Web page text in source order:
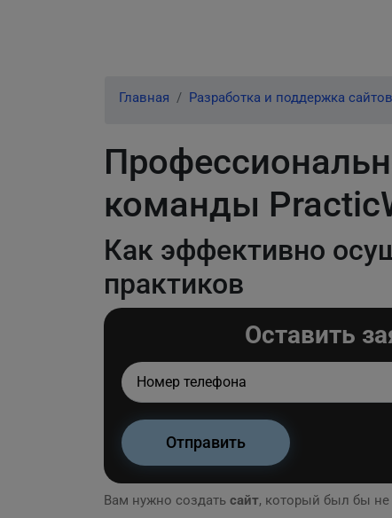
Главная Разработка и поддержка сайтов
команды
Как эффективно
практиков
Оставить
Вам нужно создать сайт, который был бы